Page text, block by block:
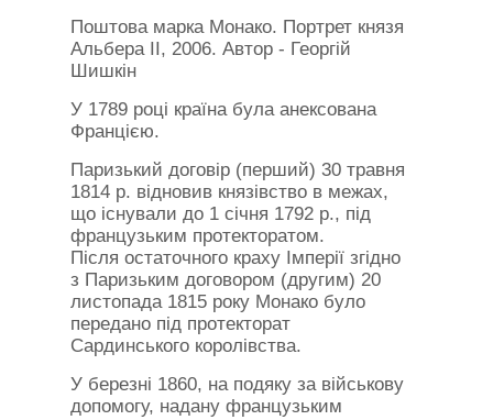
Поштова марка Монако. Портрет князя
Альбера II, 2006. Автор - Георгій
Шишкін
У 1789 році країна була анексована
Францією.
Паризький договір (перший) 30 травня
1814 р. відновив князівство в межах,
що існували до 1 січня 1792 р., під
французьким протекторатом.
Після остаточного краху Імперії згідно
з Паризьким договором (другим) 20
листопада 1815 року Монако було
передано під протекторат
Сардинського королівства.
У березні 1860, на подяку за військову
допомогу, надану французьким